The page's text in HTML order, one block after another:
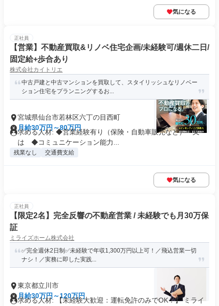
気になる
正社員
【営業】不動産買取&リノベ住宅企画/未経験可/週休二日/
固定給+歩合あり
株式会社カイトリエ
中古戸建と中古マンションを買取して、スタイリッシュなリノベー
ション住宅をプランニングするお...
宮城県仙台市若林区六丁の目西町
月給30万円～80万円
求める人材: ◆営業経験有り（保険・自動車販売など） 又
は ◆コミュニケーション能力...
残業なし 交通費支給
気になる
正社員
【限定2名】完全反響の不動産営業 / 未経験でも月30万保
証
ミライズホーム株式会社
✅完全週休2日制✅未経験で年収1,300万円以上可！／飛込営業一切
ナシ！／実務に即した実践...
東京都立川市
月給30万円～120万円
求める人材: 【未経験大歓迎：運転免許のみでOK！】 ミライ